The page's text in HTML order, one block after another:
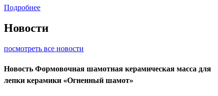
Подробнее
Новости
посмотреть все новости
Новость Формовочная шамотная керамическая масса для
лепки керамики «Огненный шамот»